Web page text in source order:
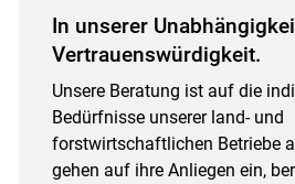
In unserer
Vertrauenswürdigkeit.
Unsere Beratung ist auf die
Bedürfnisse unserer land- und
forstwirtschaftlichen Betriebe
gehen auf ihre Anliegen ein,